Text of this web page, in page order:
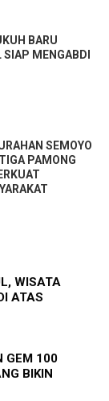
BARU
MENGABDI
SEMOYO
PAMONG
WISATA
ATAS
GEM 100
BIKIN